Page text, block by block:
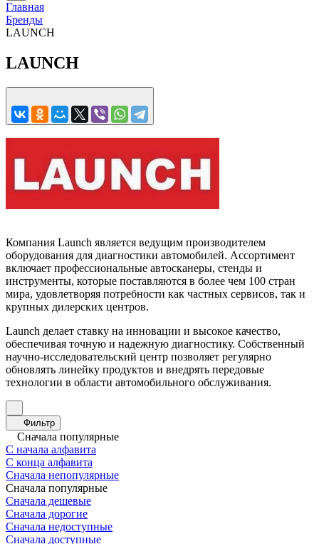
Главная
Бренды
LAUNCH
LAUNCH
Компания Launch является ведущим производителем
оборудования для диагностики автомобилей. Ассортимент
включает профессиональные автосканеры, стенды и
инструменты, которые поставляются в более чем 100 стран
мира, удовлетворяя потребности как частных сервисов, так и
крупных дилерских центров.
Launch делает ставку на инновации и высокое качество,
обеспечивая точную и надежную диагностику. Собственный
научно-исследовательский центр позволяет регулярно
обновлять линейку продуктов и внедрять передовые
технологии в области автомобильного обслуживания.
Фильтр
Сначала популярные
С начала алфавита
С конца алфавита
Сначала непопулярные
Сначала популярные
Сначала дешевые
Сначала дорогие
Сначала недоступные
Сначала доступные